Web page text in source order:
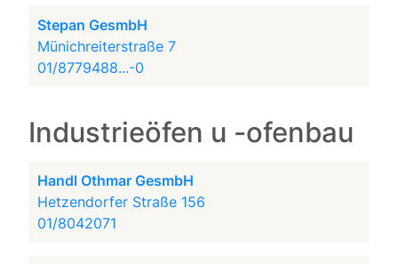
Stepan GesmbH
Münichreiterstraße 7
01/8779488...-0
Industrieöfen u -ofenbau
Handl Othmar GesmbH
Hetzendorfer Straße 156
01/8042071